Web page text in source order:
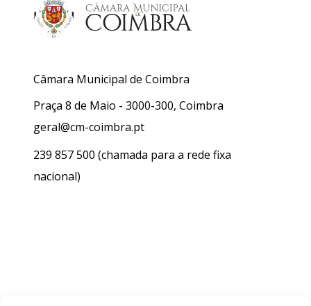
Câmara Municipal de Coimbra
Praça 8 de Maio - 3000-300, Coimbra
geral@cm-coimbra.pt
239 857 500 (chamada para a rede fixa
nacional)